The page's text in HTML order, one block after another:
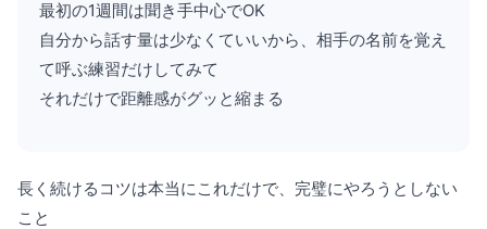
最初の1週間は聞き手中心でOK
自分から話す量は少なくていいから、相手の名前を覚え
て呼ぶ練習だけしてみて
それだけで距離感がグッと縮まる
長く続けるコツは本当にこれだけで、完璧にやろうとしない
こと